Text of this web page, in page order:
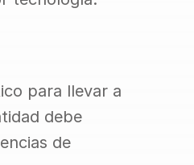
para llevar a
debe
de